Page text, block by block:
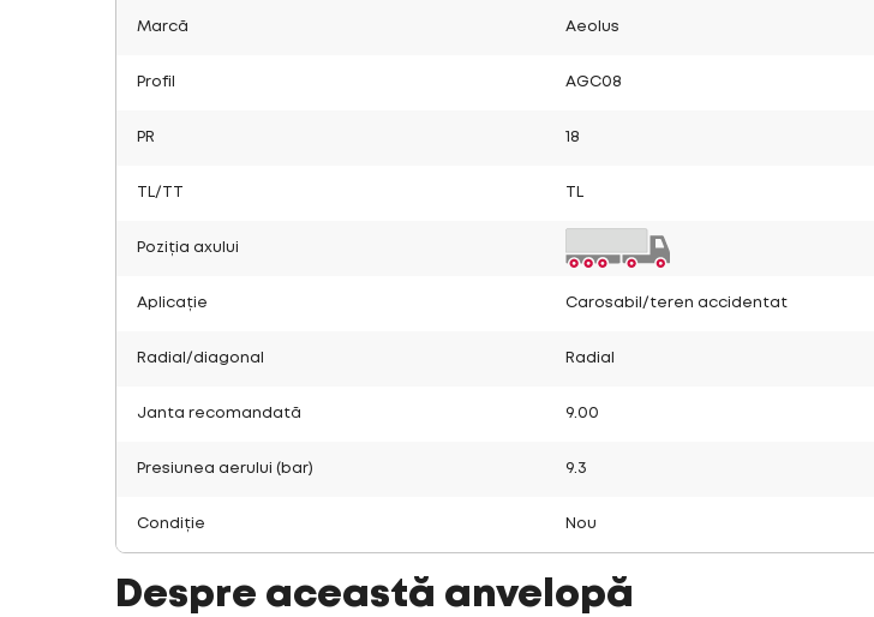
Marcă Aeolus
Profil AGC08
PR 18
TL/TT
Poziția axului
Aplicație Carosabil/teren accidentat
Radial/diagonal Radial
Janta recomandată 9.00
Presiunea aerului (bar) 9.3
Condiție Nou
Despre această anvelopă